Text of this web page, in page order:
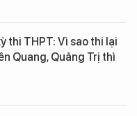
thi THPT: Vì sao thi lại
Quang, Quảng Trị thì